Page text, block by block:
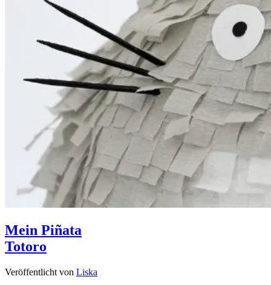
Mein Piñata
Totoro
Veröffentlicht von Liska